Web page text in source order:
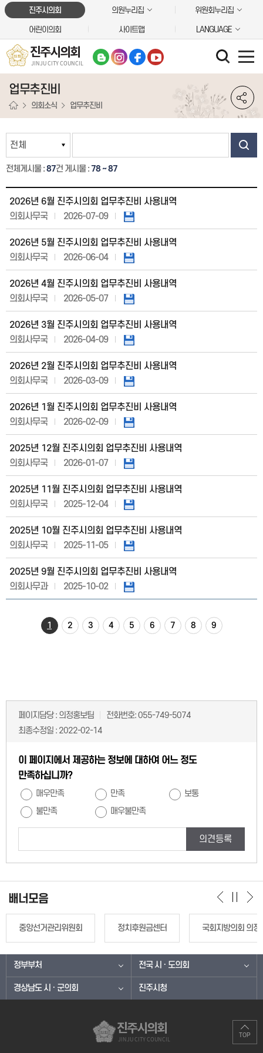
본문바로가기진주시의회 의원누리집 위원회누리집
어린이의회 사이트맵 LANGUAGE
진주시의회
JINJU CITY COUNCIL
업무추진비
의회소식 업무추진비
전체게시물 :87건 게시물 :78 ~ 87
2026년 6월 진주시의회 업무추진비 사용내역
의회사무국
2026-07-09
2026년 5월 진주시의회 업무추진비 사용내역
의회사무국
2026-06-04
2026년 4월 진주시의회 업무추진비 사용내역
의회사무국
2026-05-07
2026년 3월 진주시의회 업무추진비 사용내역
의회사무국
2026-04-09
2026년 2월 진주시의회 업무추진비 사용내역
의회사무국
2026-03-09
2026년 1월 진주시의회 업무추진비 사용내역
의회사무국
2026-02-09
2025년 12월 진주시의회 업무추진비 사용내역
의회사무국
2026-01-07
2025년 11월 진주시의회 업무추진비 사용내역
의회사무국
2025-12-04
2025년 10월 진주시의회 업무추진비 사용내역
의회사무국
2025-11-05
2025년 9월 진주시의회 업무추진비 사용내역
의회사무과
2025-10-02
1 2 3 4 5 6 7 8 9
페이지담당 : 의정홍보팀 전화번호:055-749-5074
최종수정일 : 2022-02-14
이 페이지에서 제공하는 정보에 대하여 어느 정도
만족하십니까?
매우만족 만족
보통
불만족
매우불만족
의견등록
배너모음
중앙선거관리위원회 정치후원금센터 국회지방의회 의정
정부부처 전국 시 · 도의회
경상남도 시 · 군의회 진주시청
진주시의회
JINJU CITY COUNCIL TOP